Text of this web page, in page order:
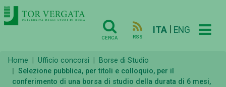
CERCA RSS
ITA ENG
Home Ufficio concorsi
Borse di Studio
Selezione pubblica, per titoli e colloquio, per il
conferimento di una borsa di studio della durata di 6 mesi,